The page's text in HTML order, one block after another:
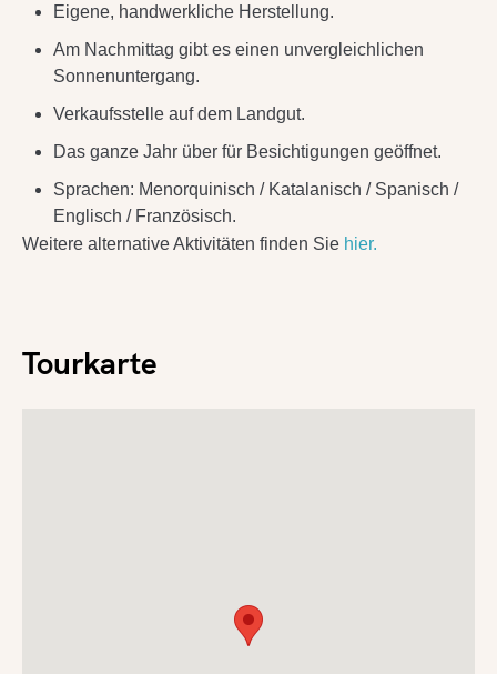
Eigene, handwerkliche Herstellung.
Am Nachmittag gibt es einen unvergleichlichen
Sonnenuntergang.
Verkaufsstelle auf dem Landgut.
Das ganze Jahr über für Besichtigungen geöffnet.
Sprachen: Menorquinisch / Katalanisch / Spanisch /
Englisch / Französisch.
Weitere alternative Aktivitäten finden Sie hier.
Tourkarte